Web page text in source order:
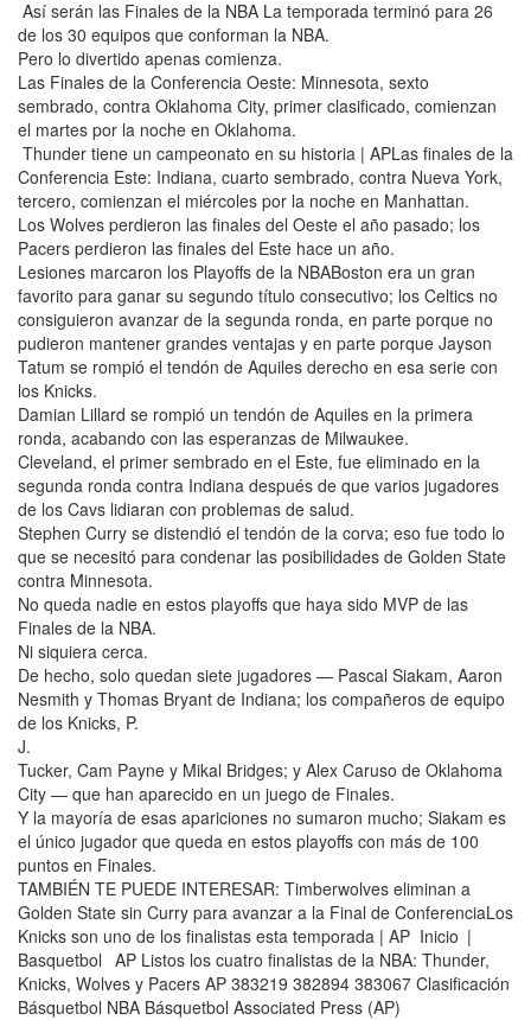
Así serán las Finales de la NBA La temporada terminó para 26
de los 30 equipos que conforman la NBA.
Pero lo divertido apenas comienza.
Las Finales de la Conferencia Oeste: Minnesota, sexto
sembrado, contra Oklahoma City, primer clasificado, comienzan
el martes por la noche en Oklahoma.
Thunder tiene un campeonato en su historia | APLas finales de la
Conferencia Este: Indiana, cuarto sembrado, contra Nueva York,
tercero, comienzan el miércoles por la noche en Manhattan.
Los Wolves perdieron las finales del Oeste el año pasado; los
Pacers perdieron las finales del Este hace un año.
Lesiones marcaron los Playoffs de la NBABoston era un gran
favorito para ganar su segundo título consecutivo; los Celtics no
consiguieron avanzar de la segunda ronda, en parte porque no
pudieron mantener grandes ventajas y en parte porque Jayson
Tatum se rompió el tendón de Aquiles derecho en esa serie con
los Knicks.
Damian Lillard se rompió un tendón de Aquiles en la primera
ronda, acabando con las esperanzas de Milwaukee.
Cleveland, el primer sembrado en el Este, fue eliminado en la
segunda ronda contra Indiana después de que varios jugadores
de los Cavs lidiaran con problemas de salud.
Stephen Curry se distendió el tendón de la corva; eso fue todo lo
que se necesitó para condenar las posibilidades de Golden State
contra Minnesota.
No queda nadie en estos playoffs que haya sido MVP de las
Finales de la NBA.
Ni siquiera cerca.
De hecho, solo quedan siete jugadores — Pascal Siakam, Aaron
Nesmith y Thomas Bryant de Indiana; los compañeros de equipo
de los Knicks, P.
J.
Tucker, Cam Payne y Mikal Bridges; y Alex Caruso de Oklahoma
City — que han aparecido en un juego de Finales.
Y la mayoría de esas apariciones no sumaron mucho; Siakam es
el único jugador que queda en estos playoffs con más de 100
puntos en Finales.
TAMBIÉN TE PUEDE INTERESAR: Timberwolves eliminan a
Golden State sin Curry para avanzar a la Final de ConferenciaLos
Knicks son uno de los finalistas esta temporada | AP Inicio |
Basquetbol AP Listos los cuatro finalistas de la NBA: Thunder,
Knicks, Wolves y Pacers AP 383219 382894 383067 Clasificación
Básquetbol NBA Básquetbol Associated Press (AP)